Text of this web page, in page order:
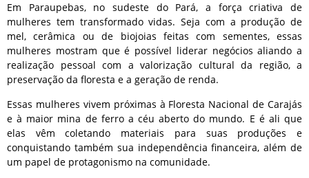
Em Paraupebas, no sudeste do Pará, a força criativa de
mulheres tem transformado vidas. Seja com a produção de
mel, cerâmica ou de biojoias feitas com sementes, essas
mulheres mostram que é possível liderar negócios aliando a
realização pessoal com a valorização cultural da região, a
preservação da floresta e a geração de renda.
Essas mulheres vivem próximas à Floresta Nacional de Carajás
e à maior mina de ferro a céu aberto do mundo. E é ali que
elas vêm coletando materiais para suas produções e
conquistando também sua independência financeira, além de
um papel de protagonismo na comunidade.